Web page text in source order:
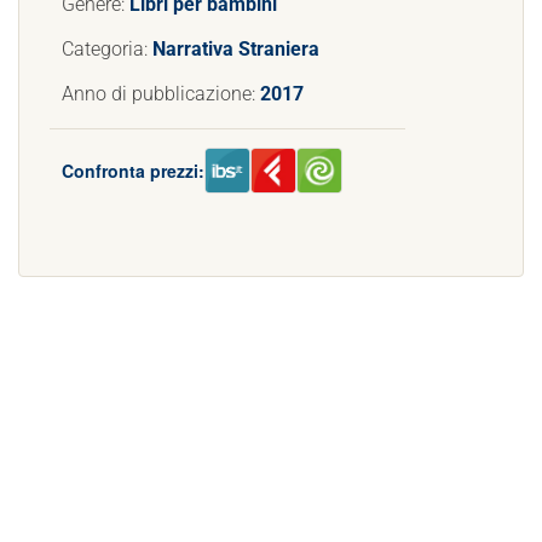
Categoria: Narrativa Straniera
Anno di pubblicazione: 2017
Confronta prezzi: